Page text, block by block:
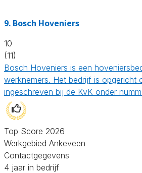
9. Bosch Hoveniers
10
(11)
Bosch Hoveniers is een
werknemers. Het bedrijf is opgericht
ingeschreven bij de KvK onder
Top Score 2026
Werkgebied Ankeveen
Contactgegevens
4 jaar in bedrijf